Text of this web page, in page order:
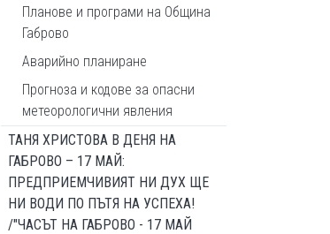
Планове и програми на Община
Габрово
Аварийно планиране
Прогноза и кодове за опасни
метеорологични явления
ТАНЯ ХРИСТОВА В ДЕНЯ НА
ГАБРОВО – 17 МАЙ:
ПРЕДПРИЕМЧИВИЯТ НИ ДУХ ЩЕ
НИ ВОДИ ПО ПЪТЯ НА УСПЕХА!
/"ЧАСЪТ НА ГАБРОВО - 17 МАЙ